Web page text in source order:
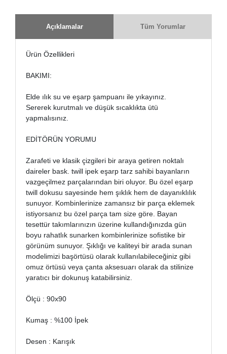
Açıklamalar Tüm Yorumlar
Ürün Özellikleri
BAKIMI:
Elde ılık su ve eşarp şampuanı ile yıkayınız.
Sererek kurutmalı ve düşük sıcaklıkta ütü
yapmalısınız.
EDİTÖRÜN YORUMU
Zarafeti ve klasik çizgileri bir araya getiren noktalı
daireler bask. twill ipek eşarp tarz sahibi bayanların
vazgeçilmez parçalarından biri oluyor. Bu özel eşarp
twill dokusu sayesinde hem şıklık hem de dayanıklılık
sunuyor. Kombinlerinize zamansız bir parça eklemek
istiyorsanız bu özel parça tam size göre. Bayan
tesettür takımlarınızın üzerine kullandığınızda gün
boyu rahatlık sunarken kombinlerinize sofistike bir
görünüm sunuyor. Şıklığı ve kaliteyi bir arada sunan
modelimizi başörtüsü olarak kullanılabileceğiniz gibi
omuz örtüsü veya çanta aksesuarı olarak da stilinize
yaratıcı bir dokunuş katabilirsiniz.
Ölçü : 90x90
Kumaş : %100 İpek
Desen : Karışık